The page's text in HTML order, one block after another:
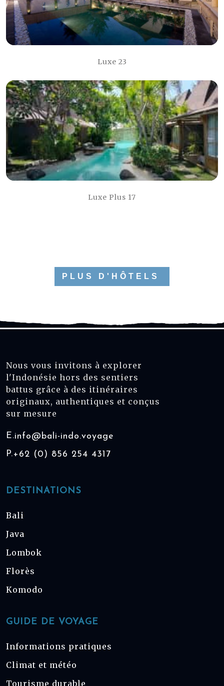
Luxe 23
Luxe Plus 17
PLUS D'HÔTELS
Nous vous invitons à explorer
l'Indonésie hors des sentiers
battus grâce à des itinéraires
originaux, authentiques et conçus
sur mesure
E.info@bali-indo.voyage
P.+62 (0) 856 254 4317
DESTINATIONS
Bali
Java
Lombok
Florès
Komodo
GUIDE DE VOYAGE
Informations pratiques
Climat et météo
Tourisme durable